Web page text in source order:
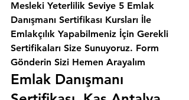
Mesleki Yeterlilik Seviye 5 Emlak
Danışmanı Sertifikası Kursları İle
Emlakçılık Yapabilmeniz İçin Gerekli
Sertifikaları Size Sunuyoruz. Form
Gönderin Sizi Hemen Arayalım
Emlak Danışmanı